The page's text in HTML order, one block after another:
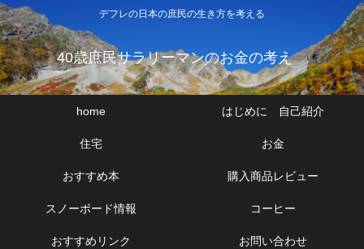
デフレの日本の庶民の生き方を考える
40歳庶民サラリーマンのお金の考え
home はじめに 自己紹介
住宅 お金
おすすめ本 購入商品レビュー
スノーボード情報 コーヒー
おすすめリンク お問い合わせ